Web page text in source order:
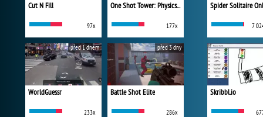
Cut N Fill
97x
One Shot Tower: Physics Destroyer
177x
WorldGuessr
233x
před 1 dnem
Battle Shot Elite
286x
před 3 dny
Spider Solitaire
7
Skribbl.io